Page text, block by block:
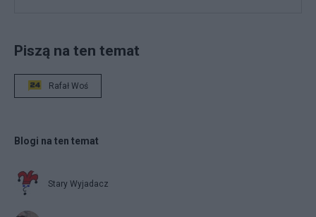
Piszą na ten temat
Rafał Woś
Blogi na ten temat
Stary Wyjadacz